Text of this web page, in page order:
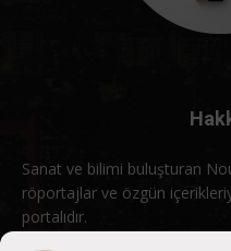
Sanat ve bilimi buluşturan
röportajlar ve özgün
portalıdır.